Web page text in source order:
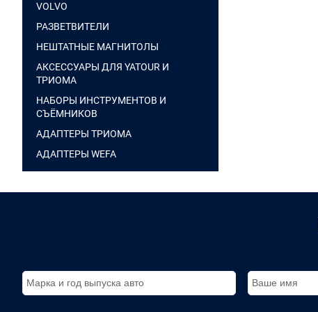
VOLVO
РАЗВЕТВИТЕЛИ
НЕШТАТНЫЕ МАГНИТОЛЫ
АКСЕССУАРЫ ДЛЯ YATOUR И
ТРИОМА
НАБОРЫ ИНСТРУМЕНТОВ И
СЪЁМНИКОВ
АДАПТЕРЫ ТРИОМА
АДАПТЕРЫ WEFA